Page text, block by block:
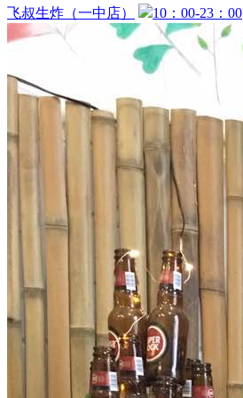
飞叔生炸（一中店） 10：00-23：00